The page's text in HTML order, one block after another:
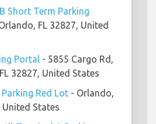
Short Term Parking
FL 32827, United
Portal - 5855 Cargo Rd,
32827, United States
Red Lot - Orlando,
United States